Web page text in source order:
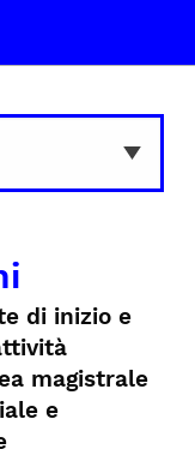
di inizio e
magistrale
e